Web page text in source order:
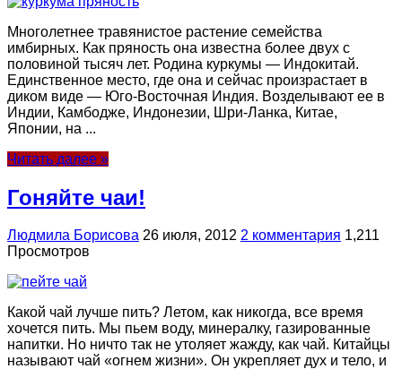
Многолетнее травянистое растение семейства
имбирных. Как пряность она из­вестна более двух с
половиной тысяч лет. Родина куркумы — Индокитай.
Единствен­ное место, где она и сейчас произрастает в
диком виде — Юго-Восточная Индия. Воз­делывают ее в
Индии, Камбодже, Индонезии, Шри-Ланка, Китае,
Японии, на ...
Читать далее »
Гоняйте чаи!
Людмила Борисова 26 июля, 2012 2 комментария 1,211
Просмотров
Какой чай лучше пить? Летом, как никогда, все время
хочется пить. Мы пьем воду, минералку, газированные
напитки. Но ничто так не утоляет жажду, как чай. Китайцы
называют чай «огнем жизни». Он укрепляет дух и тело, и